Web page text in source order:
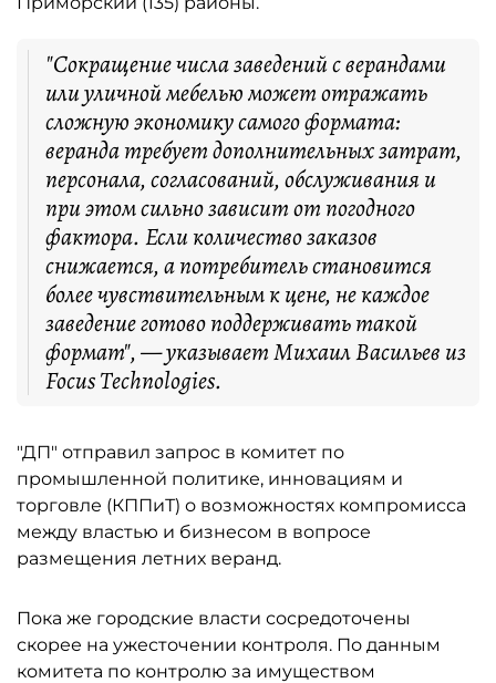
"Сокращение числа заведений с верандами
или уличной мебелью может отражать
сложную экономику самого формата:
веранда требует дополнительных затрат,
персонала, согласований, обслуживания и
при этом сильно зависит от погодного
фактора. Если количество заказов
снижается, а потребитель становится
более чувствительным к цене, не каждое
заведение готово поддерживать такой
формат", — указывает Михаил Васильев из
Focus Technologies.
"ДП" отправил запрос в комитет по
промышленной политике, инновациям и
торговле (КППиТ) о возможностях компромисса
между властью и бизнесом в вопросе
размещения летних веранд.
Пока же городские власти сосредоточены
скорее на ужесточении контроля. По данным
комитета по контролю за имуществом